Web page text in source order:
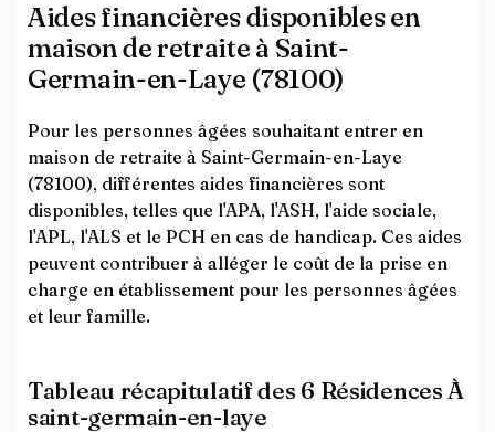
Aides financières disponibles en
maison de retraite à Saint-
Germain-en-Laye (78100)
Pour les personnes âgées souhaitant entrer en
maison de retraite à Saint-Germain-en-Laye
(78100), différentes aides financières sont
disponibles, telles que l'APA, l'ASH, l'aide sociale,
l'APL, l'ALS et le PCH en cas de handicap. Ces aides
peuvent contribuer à alléger le coût de la prise en
charge en établissement pour les personnes âgées
et leur famille.
Tableau récapitulatif des 6 Résidences À
saint-germain-en-laye